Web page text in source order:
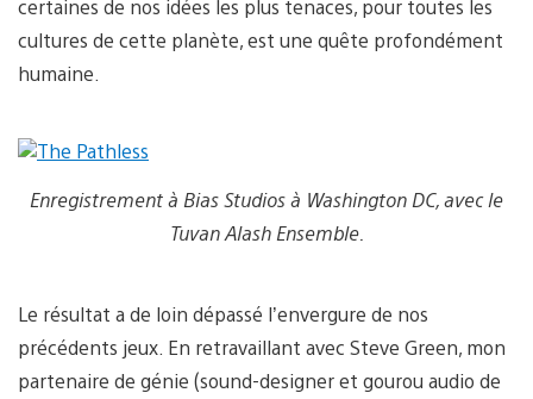
certaines de nos idées les plus tenaces, pour toutes les
cultures de cette planète, est une quête profondément
humaine.
Enregistrement à Bias Studios à Washington DC, avec le
Tuvan Alash Ensemble.
Le résultat a de loin dépassé l’envergure de nos
précédents jeux. En retravaillant avec Steve Green, mon
partenaire de génie (sound-designer et gourou audio de